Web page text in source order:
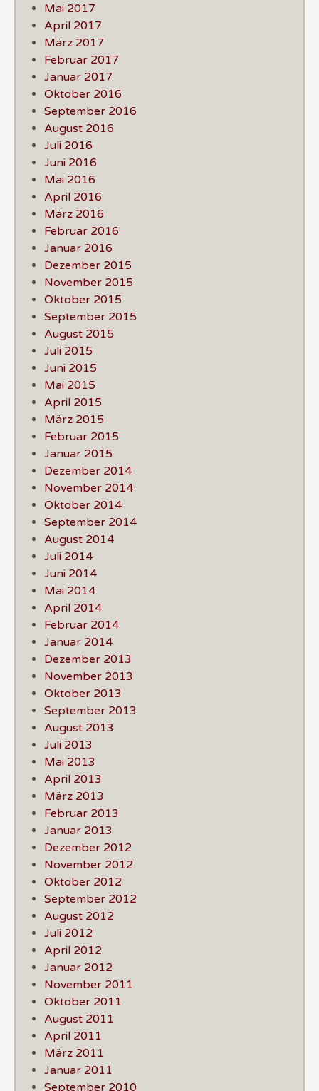
Mai 2017
April 2017
März 2017
Februar 2017
Januar 2017
Oktober 2016
September 2016
August 2016
Juli 2016
Juni 2016
Mai 2016
April 2016
März 2016
Februar 2016
Januar 2016
Dezember 2015
November 2015
Oktober 2015
September 2015
August 2015
Juli 2015
Juni 2015
Mai 2015
April 2015
März 2015
Februar 2015
Januar 2015
Dezember 2014
November 2014
Oktober 2014
September 2014
August 2014
Juli 2014
Juni 2014
Mai 2014
April 2014
Februar 2014
Januar 2014
Dezember 2013
November 2013
Oktober 2013
September 2013
August 2013
Juli 2013
Mai 2013
April 2013
März 2013
Februar 2013
Januar 2013
Dezember 2012
November 2012
Oktober 2012
September 2012
August 2012
Juli 2012
April 2012
Januar 2012
November 2011
Oktober 2011
August 2011
April 2011
März 2011
Januar 2011
September 2010